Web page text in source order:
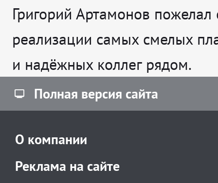
Григорий Артамонов пожелал
реализации самых смелых
и надёжных коллег рядом.
Полная версия сайта
О компании
Реклама на сайте